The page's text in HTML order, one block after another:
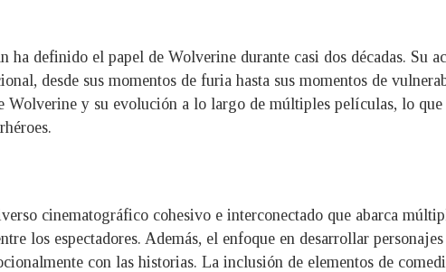
ha definido el papel de Wolverine durante casi dos décadas. Su
desde sus momentos de furia hasta sus momentos de
Wolverine y su evolución a lo largo de múltiples películas, lo
cinematográfico cohesivo e interconectado que abarca
los espectadores. Además, el enfoque en desarrollar
con las historias. La inclusión de elementos de